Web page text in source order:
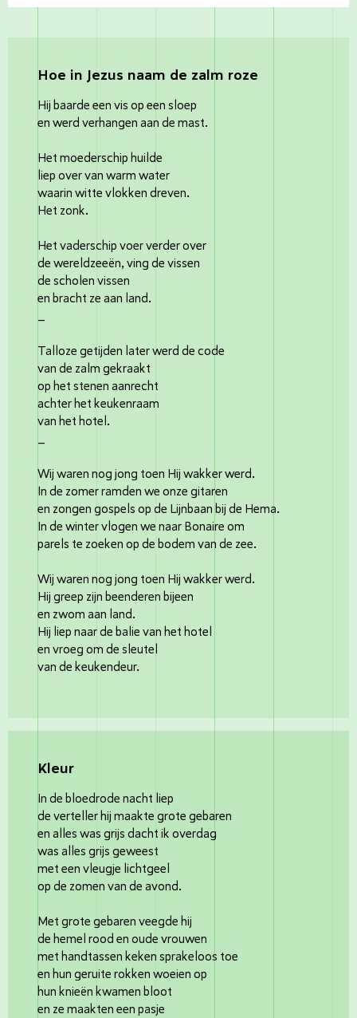
Hoe in Jezus naam de zalm roze
Hij baarde een vis op een sloep
en werd verhangen aan de mast.
Het moederschip huilde
liep over van warm water
waarin witte vlokken dreven.
Het zonk.
Het vaderschip voer verder over
de wereldzeeën, ving de vissen
de scholen vissen
en bracht ze aan land.
_
Talloze getijden later werd de code
van de zalm gekraakt
op het stenen aanrecht
achter het keukenraam
van het hotel.
_
Wij waren nog jong toen Hij wakker werd.
In de zomer ramden we onze gitaren
en zongen gospels op de Lijnbaan bij de Hema.
In de winter vlogen we naar Bonaire om
parels te zoeken op de bodem van de zee.
Wij waren nog jong toen Hij wakker werd.
Hij greep zijn beenderen bijeen
en zwom aan land.
Hij liep naar de balie van het hotel
en vroeg om de sleutel
van de keukendeur.
Kleur
In de bloedrode nacht liep
de verteller hij maakte grote gebaren
en alles was grijs dacht ik overdag
was alles grijs geweest
met een vleugje lichtgeel
op de zomen van de avond.
Met grote gebaren veegde hij
de hemel rood en oude vrouwen
met handtassen keken sprakeloos toe
en hun geruite rokken woeien op
hun knieën kwamen bloot
en ze maakten een pasje